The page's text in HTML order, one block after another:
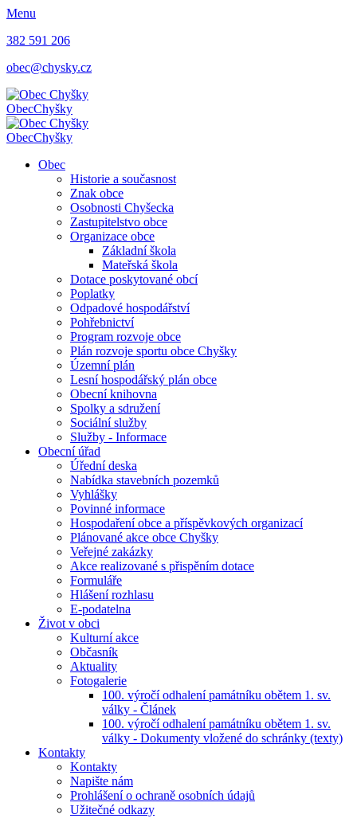
Menu
382 591 206
obec@chysky.cz
ObecChyšky
ObecChyšky
Obec
Historie a současnost
Znak obce
Osobnosti Chyšecka
Zastupitelstvo obce
Organizace obce
Základní škola
Mateřská škola
Dotace poskytované obcí
Poplatky
Odpadové hospodářství
Pohřebnictví
Program rozvoje obce
Plán rozvoje sportu obce Chyšky
Územní plán
Lesní hospodářský plán obce
Obecní knihovna
Spolky a sdružení
Sociální služby
Služby - Informace
Obecní úřad
Úřední deska
Nabídka stavebních pozemků
Vyhlášky
Povinné informace
Hospodaření obce a příspěvkových organizací
Plánované akce obce Chyšky
Veřejné zakázky
Akce realizované s přispěním dotace
Formuláře
Hlášení rozhlasu
E-podatelna
Život v obci
Kulturní akce
Občasník
Aktuality
Fotogalerie
100. výročí odhalení památníku obětem 1. sv.
války - Článek
100. výročí odhalení památníku obětem 1. sv.
války - Dokumenty vložené do schránky (texty)
Kontakty
Kontakty
Napište nám
Prohlášení o ochraně osobních údajů
Užitečné odkazy